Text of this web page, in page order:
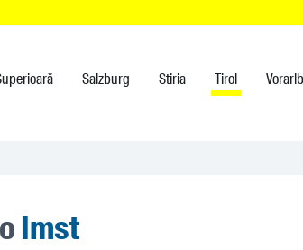
Salzburg Stiria Tirol
Imst